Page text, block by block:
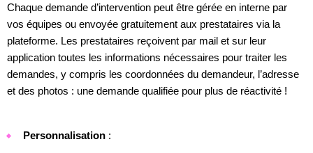
Chaque demande d’intervention peut être gérée en interne par
vos équipes ou envoyée gratuitement aux prestataires via la
plateforme. Les prestataires reçoivent par mail et sur leur
application toutes les informations nécessaires pour traiter les
demandes, y compris les coordonnées du demandeur, l’adresse
et des photos : une demande qualifiée pour plus de réactivité !
Personnalisation :